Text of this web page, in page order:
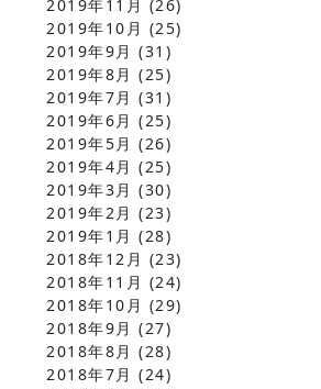
2019年11月 (26)
2019年10月 (25)
2019年9月 (31)
2019年8月 (25)
2019年7月 (31)
2019年6月 (25)
2019年5月 (26)
2019年4月 (25)
2019年3月 (30)
2019年2月 (23)
2019年1月 (28)
2018年12月 (23)
2018年11月 (24)
2018年10月 (29)
2018年9月 (27)
2018年8月 (28)
2018年7月 (24)